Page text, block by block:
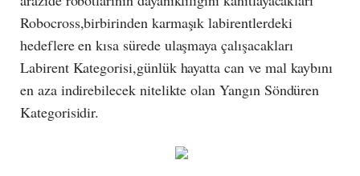
Robocross,birbirinden karmaşık labirentlerdeki
hedeflere en kısa sürede ulaşmaya çalışacakları
Labirent Kategorisi,günlük hayatta can ve mal kaybını
en aza indirebilecek nitelikte olan Yangın Söndüren
Kategorisidir.